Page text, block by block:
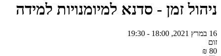
ניהול זמן - סדנא למיומנויות למידה
16 במרץ 2021, 18:00 - 19:30
זום
80 ₪